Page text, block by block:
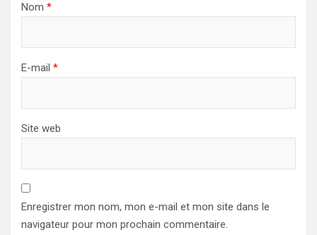
Nom *
E-mail *
Site web
Enregistrer mon nom, mon e-mail et mon site dans le
navigateur pour mon prochain commentaire.